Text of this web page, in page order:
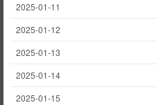
2025-01-11
2025-01-12
2025-01-13
2025-01-14
2025-01-15